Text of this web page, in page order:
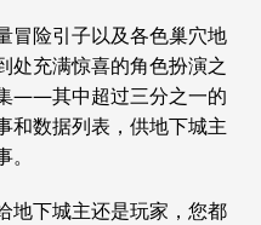
冒险引子以及各色巢穴地
处充满惊喜的角色扮演之
——其中超过三分之一的
和数据列表，供地下城主
地下城主还是玩家，您都